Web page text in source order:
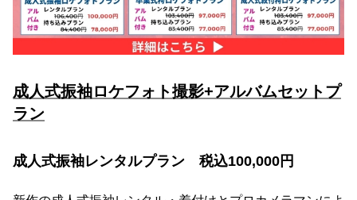
成人式振袖ロケフォト撮影+アルバムセットプ
ラン
成人式振袖レンタルプラン 税込100,000円